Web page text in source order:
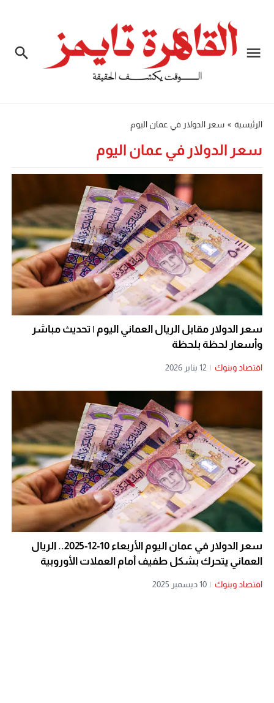
الرئيسية » سعر الدولار في عمان اليوم
سعر الدولار في عمان اليوم
سعر الدولار مقابل الريال العماني اليوم | تحديث مباشر
وأسعار لحظة بلحظة
اقتصاد وبنوك | 12 يناير 2026
سعر الدولار في عمان اليوم الأربعاء 10-12-2025.. الريال
العماني يتحرك بشكل طفيف أمام العملات الأوروبية
اقتصاد وبنوك | 10 ديسمبر 2025